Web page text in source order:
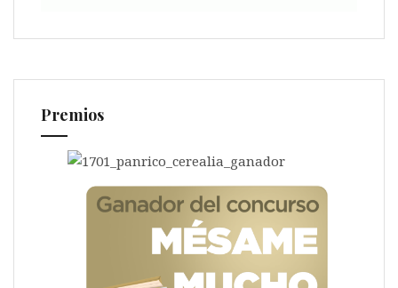
Premios